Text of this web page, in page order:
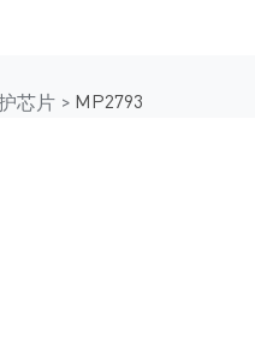
芯片 MP2793